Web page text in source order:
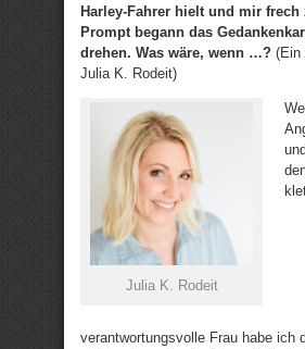
Harley-Fahrer hielt und mir frech
Prompt begann das
drehen. Was wäre, wenn …? (Ein
Julia K. Rodeit)
Julia K. Rodeit
verantwortungsvolle Frau habe ich